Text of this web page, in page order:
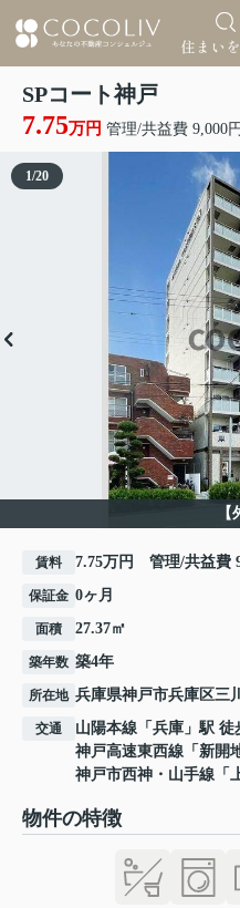
SPコート神戸
7.75万円 管理/共益費 9,000円
【
1/20
賃料 7.75万円 管理/共益費
保証金 0ヶ月
面積 27.37㎡
築年数 築4年
所在地 兵庫県神戸市兵庫区三
交通 山陽本線 「 兵庫 」駅 徒
神戸高速東西線 「 新開
神戸市西神・山手線 「
物件の特徴